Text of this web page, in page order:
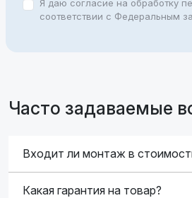
Я даю согласие на обработку
соответствии с Федеральным
Часто задаваемые
Входит ли монтаж в
Какая гарантия на товар?